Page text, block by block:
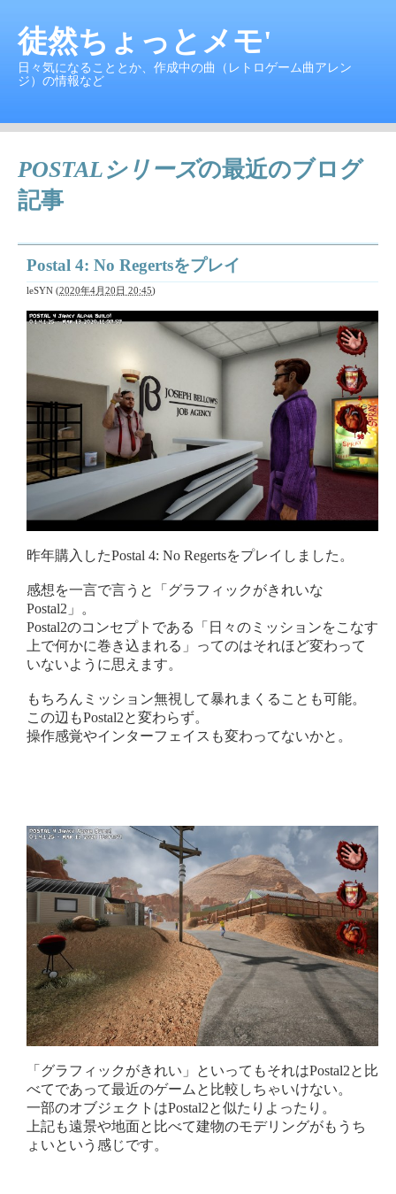
徒然ちょっとメモ'
日々気になることとか、作成中の曲（レトロゲーム曲アレン
ジ）の情報など
POSTALシリーズの最近のブログ
記事
Postal 4: No Regertsをプレイ
leSYN (2020年4月20日 20:45)
昨年購入したPostal 4: No Regertsをプレイしました。
感想を一言で言うと「グラフィックがきれいな
Postal2」。
Postal2のコンセプトである「日々のミッションをこなす
上で何かに巻き込まれる」ってのはそれほど変わって
いないように思えます。
もちろんミッション無視して暴れまくることも可能。
この辺もPostal2と変わらず。
操作感覚やインターフェイスも変わってないかと。
「グラフィックがきれい」といってもそれはPostal2と比
べてであって最近のゲームと比較しちゃいけない。
一部のオブジェクトはPostal2と似たりよったり。
上記も遠景や地面と比べて建物のモデリングがもうち
ょいという感じです。